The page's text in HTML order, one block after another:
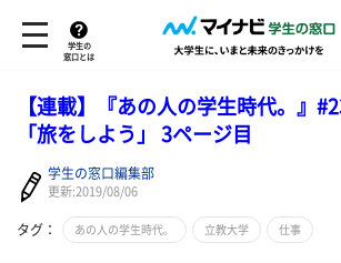
学生の
窓口とは
【連載】『あの人の学生時代。』
「旅をしよう」 3ページ目
学生の窓口編集部
更新:2019/08/06
タグ： あの人の学生時代。 立教大学 仕事